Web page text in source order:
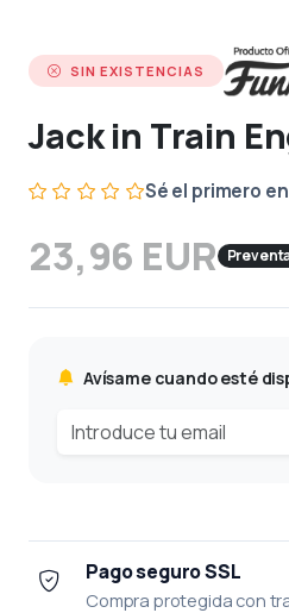
SIN EXISTENCIAS
Jack in Train
Sé el primero
23,96 EUR
Avísame cuando esté
Pago seguro SSL
Compra protegida con